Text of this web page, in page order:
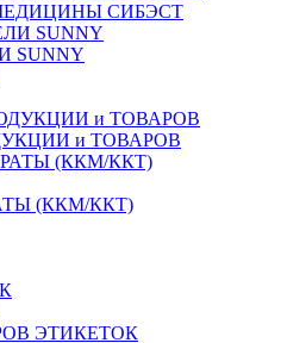
СИБЭСТ
SUNNY
и ТОВАРОВ
(ККМ/ККТ)